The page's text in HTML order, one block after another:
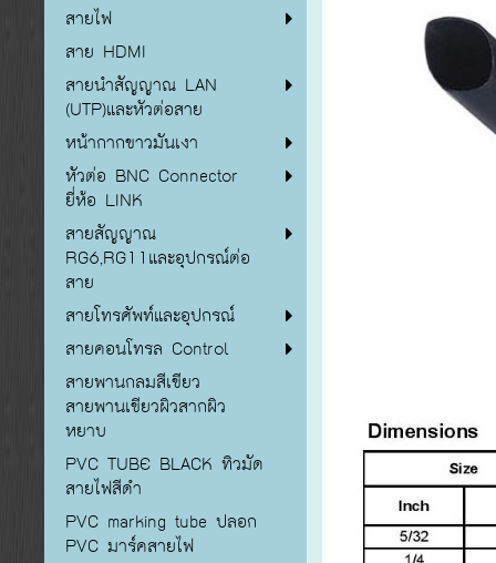
สายไฟ
สาย HDMI
สายนำสัญญาณ LAN
(UTP)และหัวต่อสาย
หน้ากากขาวมันเงา
หัวต่อ BNC Connector
ยี่ห้อ LINK
สายสัญญาณ
RG6,RG11และอุปกรณ์ต่อ
สาย
สายโทรศัพท์และอุปกรณ์
สายคอนโทรล Control
สายพานกลมสีเขียว
สายพานเขียวผิวสากผิว
หยาบ
PVC TUBE BLACK ทิวมัด
สายไฟสีดำ
PVC marking tube ปลอก
PVC มาร์คสายไฟ